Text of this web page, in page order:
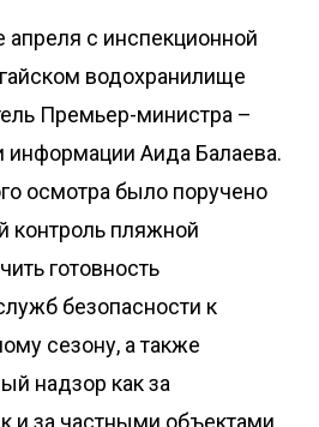
с инспекционной
водохранилище
Премьер-министра –
информации Аида Балаева.
осмотра было поручено
контроль пляжной
готовность
безопасности к
сезону, а также
надзор как за
и за частными объектами